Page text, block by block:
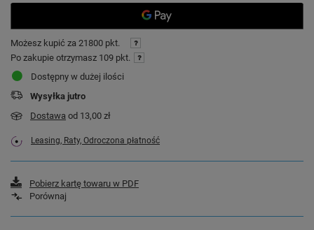
Możesz kupić za 21800 pkt.
Po zakupie otrzymasz 109 pkt.
Dostępny w dużej ilości
Wysyłka jutro
Dostawa od 13,00 zł
Leasing, Raty, Odroczona płatność
Pobierz kartę towaru w PDF
Porównaj